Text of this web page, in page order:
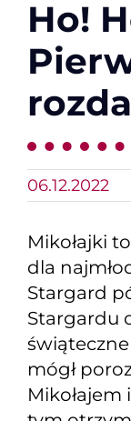
Ho!
06.12.2022
Mikołajki
dla
Stargard
Stargardu
mógł
Mikołajem